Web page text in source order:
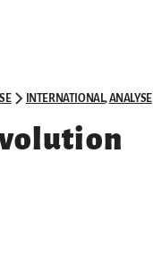
INTERNATIONAL,ANALYSE